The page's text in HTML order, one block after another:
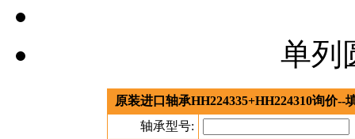
单列
原装进口轴承HH224335+HH224310询价
轴承型号: